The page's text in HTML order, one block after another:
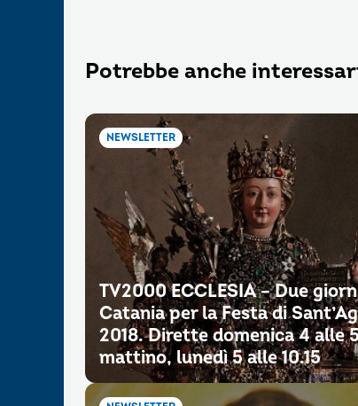
Potrebbe anche
NEWSLETTER
TV2000 ECCLESIA – Due
Catania per la Festa di
2018. Dirette domenica 4 alle
mattino, lunedì 5 alle 10.15